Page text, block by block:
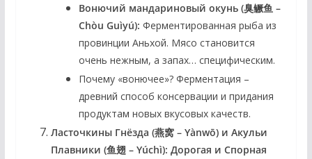
Вонючий мандариновый окунь (臭鳜鱼 –
Chòu Guìyú): Ферментированная рыба из
провинции Аньхой. Мясо становится
очень нежным, а запах… специфическим.
Почему «вонючее»?Ферментация –
древний способ консервации и придания
продуктам новых вкусовых качеств.
Ласточкины Гнёзда (燕窝 – Yànwō) и Акульи
Плавники (鱼翅 – Yúchì): Дорогая и Спорная